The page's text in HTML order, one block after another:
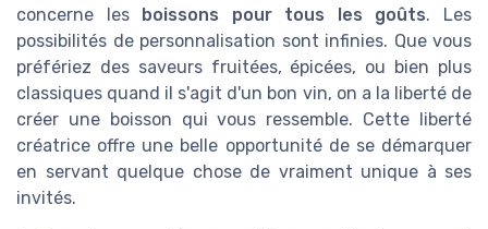
concerne les boissons pour tous les goûts. Les
possibilités de personnalisation sont infinies. Que vous
préfériez des saveurs fruitées, épicées, ou bien plus
classiques quand il s'agit d'un bon vin, on a la liberté de
créer une boisson qui vous ressemble. Cette liberté
créatrice offre une belle opportunité de se démarquer
en servant quelque chose de vraiment unique à ses
invités.